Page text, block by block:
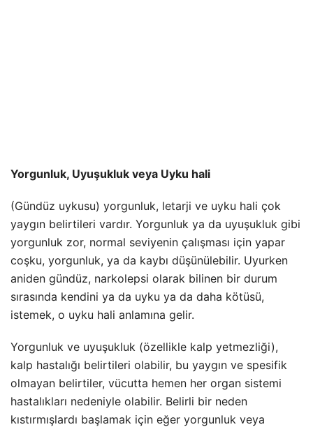
Yorgunluk, Uyuşukluk veya Uyku hali
(Gündüz uykusu) yorgunluk, letarji ve uyku hali çok
yaygın belirtileri vardır. Yorgunluk ya da uyuşukluk gibi
yorgunluk zor, normal seviyenin çalışması için yapar
coşku, yorgunluk, ya da kaybı düşünülebilir. Uyurken
aniden gündüz, narkolepsi olarak bilinen bir durum
sırasında kendini ya da uyku ya da daha kötüsü,
istemek, o uyku hali anlamına gelir.
Yorgunluk ve uyuşukluk (özellikle kalp yetmezliği),
kalp hastalığı belirtileri olabilir, bu yaygın ve spesifik
olmayan belirtiler, vücutta hemen her organ sistemi
hastalıkları nedeniyle olabilir. Belirli bir neden
kıstırmışlardı başlamak için eğer yorgunluk veya